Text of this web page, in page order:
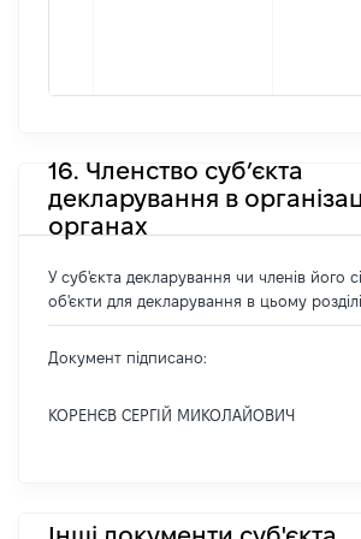
16. Членство суб’єкта
декларування в
органах
У суб'єкта декларування чи членів його
об'єкти для декларування в цьому
Документ підписано:
КОРЕНЄВ СЕРГІЙ МИКОЛАЙОВИЧ